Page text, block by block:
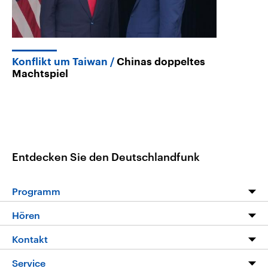
Konflikt um Taiwan
Chinas doppeltes
Machtspiel
Entdecken Sie den Deutschlandfunk
Programm
Programm
Die Nachrichten
Hören
Livestream
Kontakt
Hörerservice
Service